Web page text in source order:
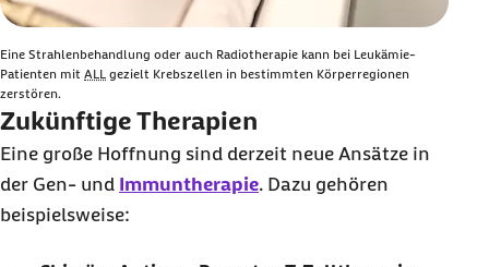
Eine Strahlenbehandlung oder auch Radiotherapie kann bei Leukämie-
Patienten mit ALL gezielt Krebszellen in bestimmten Körperregionen
zerstören.
Zukünftige Therapien
Eine große Hoffnung sind derzeit neue Ansätze in
der Gen- und Immuntherapie. Dazu gehören
beispielsweise: